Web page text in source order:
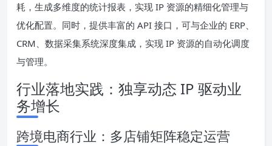
耗，生成多维度的统计报表，实现 IP 资源的精细化管理与
优化配置。同时，提供丰富的 API 接口，可与企业的 ERP、
CRM、数据采集系统深度集成，实现 IP 资源的自动化调度
与管理。
行业落地实践：独享动态 IP 驱动业
务增长
跨境电商行业：多店铺矩阵稳定运营